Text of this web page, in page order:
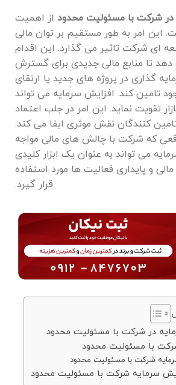
در شرکت با مسئولیت محدود از اهمیت
این امر به طور مستقیم بر توان مالی
ای شرکت تاثیر می‌ گذارد. این اقدام
تا منابع مالی جدیدی برای گسترش
گذاری در پروژه ‌های جدید یا ارتقای
تامین کند. افزایش سرمایه می‌ تواند
تقویت نماید. این امر در جلب اعتماد
کنندگان نقش موثری ایفا می کند.
که شرکت با چالش ‌های مالی مواجه
می ‌تواند به عنوان یک ابزار کلیدی
و پایداری فعالیت ‌ها مورد استفاده
قرار گیرد.
در شرکت با مسئولیت محدود
با مسئولیت محدود
شرکت با مسئولیت محدود
سرمایه شرکت با مسئولیت محدود